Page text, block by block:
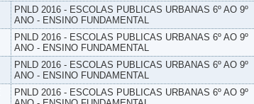
PNLD 2016 - ESCOLAS PUBLICAS URBANAS 6º AO 9º
ANO - ENSINO FUNDAMENTAL
PNLD 2016 - ESCOLAS PUBLICAS URBANAS 6º AO 9º
ANO - ENSINO FUNDAMENTAL
PNLD 2016 - ESCOLAS PUBLICAS URBANAS 6º AO 9º
ANO - ENSINO FUNDAMENTAL
PNLD 2016 - ESCOLAS PUBLICAS URBANAS 6º AO 9º